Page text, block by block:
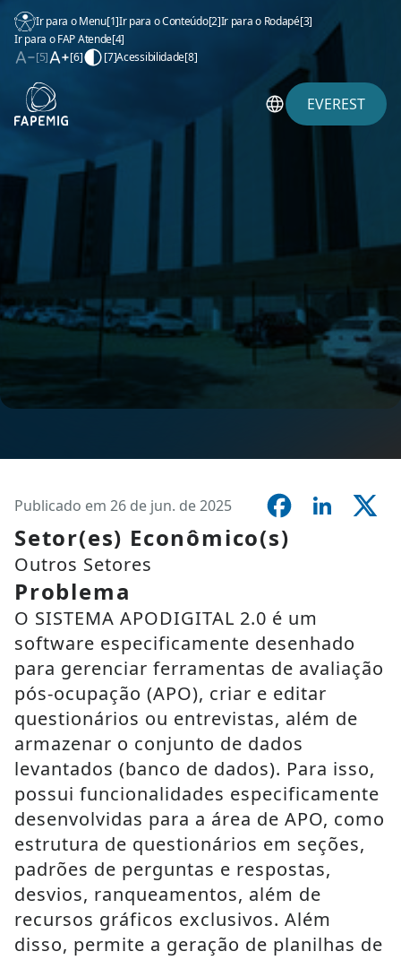
Ir para o Menu[1]Ir para o Conteúdo[2]Ir para o Rodapé[3]
Ir para o FAP Atende[4]
[5]
[6] [7]Acessibilidade[8]
EVEREST
Publicado em 26 de jun. de 2025
Setor(es) Econômico(s)
Outros Setores
Problema
O SISTEMA APODIGITAL 2.0 é um
software especificamente desenhado
para gerenciar ferramentas de avaliação
pós-ocupação (APO), criar e editar
questionários ou entrevistas, além de
armazenar o conjunto de dados
levantados (banco de dados). Para isso,
possui funcionalidades especificamente
desenvolvidas para a área de APO, como
estrutura de questionários em seções,
padrões de perguntas e respostas,
desvios, ranqueamentos, além de
recursos gráficos exclusivos. Além
disso, permite a geração de planilhas de